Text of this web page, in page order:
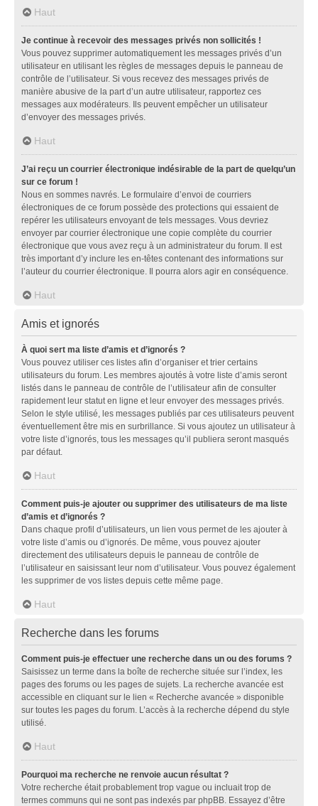
Haut
Je continue à recevoir des messages privés non sollicités !
Vous pouvez supprimer automatiquement les messages privés d’un
utilisateur en utilisant les règles de messages depuis le panneau de
contrôle de l’utilisateur. Si vous recevez des messages privés de
manière abusive de la part d’un autre utilisateur, rapportez ces
messages aux modérateurs. Ils peuvent empêcher un utilisateur
d’envoyer des messages privés.
Haut
J’ai reçu un courrier électronique indésirable de la part de quelqu’un
sur ce forum !
Nous en sommes navrés. Le formulaire d’envoi de courriers
électroniques de ce forum possède des protections qui essaient de
repérer les utilisateurs envoyant de tels messages. Vous devriez
envoyer par courrier électronique une copie complète du courrier
électronique que vous avez reçu à un administrateur du forum. Il est
très important d’y inclure les en-têtes contenant des informations sur
l’auteur du courrier électronique. Il pourra alors agir en conséquence.
Haut
Amis et ignorés
À quoi sert ma liste d’amis et d’ignorés ?
Vous pouvez utiliser ces listes afin d’organiser et trier certains
utilisateurs du forum. Les membres ajoutés à votre liste d’amis seront
listés dans le panneau de contrôle de l’utilisateur afin de consulter
rapidement leur statut en ligne et leur envoyer des messages privés.
Selon le style utilisé, les messages publiés par ces utilisateurs peuvent
éventuellement être mis en surbrillance. Si vous ajoutez un utilisateur à
votre liste d’ignorés, tous les messages qu’il publiera seront masqués
par défaut.
Haut
Comment puis-je ajouter ou supprimer des utilisateurs de ma liste
d’amis et d’ignorés ?
Dans chaque profil d’utilisateurs, un lien vous permet de les ajouter à
votre liste d’amis ou d’ignorés. De même, vous pouvez ajouter
directement des utilisateurs depuis le panneau de contrôle de
l’utilisateur en saisissant leur nom d’utilisateur. Vous pouvez également
les supprimer de vos listes depuis cette même page.
Haut
Recherche dans les forums
Comment puis-je effectuer une recherche dans un ou des forums ?
Saisissez un terme dans la boîte de recherche située sur l’index, les
pages des forums ou les pages de sujets. La recherche avancée est
accessible en cliquant sur le lien « Recherche avancée » disponible
sur toutes les pages du forum. L’accès à la recherche dépend du style
utilisé.
Haut
Pourquoi ma recherche ne renvoie aucun résultat ?
Votre recherche était probablement trop vague ou incluait trop de
termes communs qui ne sont pas indexés par phpBB. Essayez d’être